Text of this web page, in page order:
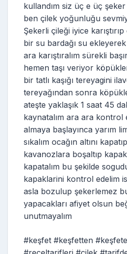
kullandım siz üç e üç
ben çilek yoğunluğu
Şekerli çileği iyice
bir su bardağı su
ara karıştıralım sürekli
hemen taşı veriyor
bir tatlı kaşığı tereyagini
tereyağından sonra
ateşte yaklaşık 1 saat 45
kaynatalım ara ara kontrol
almaya başlayınca yarım
sıkalım ocağın altını
kavanozlara boşaltıp
kapatalım bu şekilde
kapaklarini kontrol edelim
asla bozulup şekerlemez
yapacakları afiyet olsun
unutmayalım
#keşfet #keşfetten